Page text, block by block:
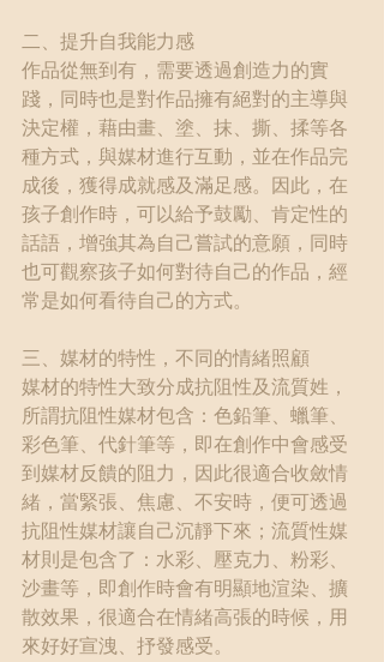
二、提升自我能力感
作品從無到有，需要透過創造力的實
踐，同時也是對作品擁有絕對的主導與
決定權，藉由畫、塗、抹、撕、揉等各
種方式，與媒材進行互動，並在作品完
成後，獲得成就感及滿足感。因此，在
孩子創作時，可以給予鼓勵、肯定性的
話語，增強其為自己嘗試的意願，同時
也可觀察孩子如何對待自己的作品，經
常是如何看待自己的方式。
三、媒材的特性，不同的情緒照顧
媒材的特性大致分成抗阻性及流質姓，
所謂抗阻性媒材包含：色鉛筆、蠟筆、
彩色筆、代針筆等，即在創作中會感受
到媒材反饋的阻力，因此很適合收斂情
緒，當緊張、焦慮、不安時，便可透過
抗阻性媒材讓自己沉靜下來；流質性媒
材則是包含了：水彩、壓克力、粉彩、
沙畫等，即創作時會有明顯地渲染、擴
散效果，很適合在情緒高張的時候，用
來好好宣洩、抒發感受。